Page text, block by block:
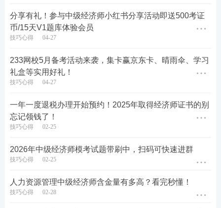
适配备考人群
1. 备考2026年中级经济师，零基础的同学；
上班族考生；
3. 主攻人力、工商、金融专业，需要规整真题资料专
项练习的考生；
4. 基础薄弱，想要通过真题梳理考点、稳步提分的考
生。
分享有礼！参与中级经济师小红书分享活动即送500考证
币/15天V1题库体验会员
技巧心得 04-27
233网校5月备考活动来袭，集卡赢京东卡、晴雨伞、学习
礼盒等实用好礼！
技巧心得 04-27
一年一度退税办理开始预约！2025年取得经济师证书的别
忘记领钱了！
技巧心得 02-25
2026年中级经济师模考试题带刷中，扫码可快速进群
技巧心得 02-25
人力资源管理中级经济师含金量有多高？看完秒懂！
技巧心得 02-28